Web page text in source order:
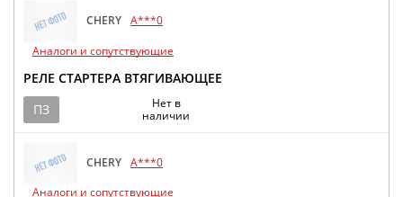
CHERY A***0
Аналоги и сопутствующие
РЕЛЕ СТАРТЕРА ВТЯГИВАЮЩЕЕ
ПЗ
Нет в
наличии
CHERY A***0
Аналоги и сопутствующие